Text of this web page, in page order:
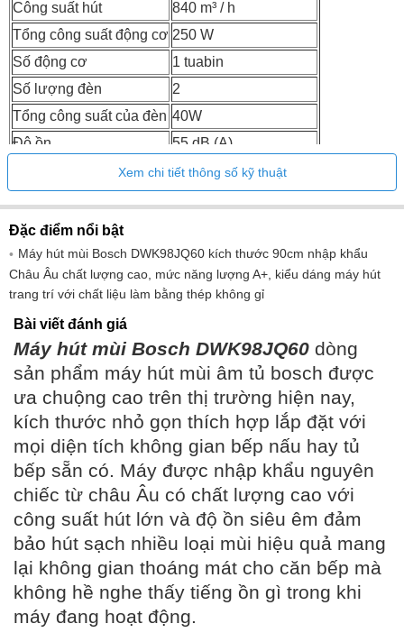
Công suất hút
840 m³ / h
Tổng công suất động cơ 250 W
Số động cơ
1 tuabin
Số lượng đèn
2
Tổng công suất của đèn 40W
Độ ồn
55 dB (A)
5 chế độ hút
Xem chi tiết thông số kỹ thuật
Đặc điểm nổi bật
Máy hút mùi Bosch DWK98JQ60 kích thước 90cm nhập khẩu
Châu Âu chất lượng cao, mức năng lượng A+, kiểu dáng máy hút
trang trí với chất liệu làm bằng thép không gỉ
Bài viết đánh giá
Máy hút mùi Bosch DWK98JQ60 dòng
sản phẩm máy hút mùi âm tủ bosch được
ưa chuộng cao trên thị trường hiện nay,
kích thước nhỏ gọn thích hợp lắp đặt với
mọi diện tích không gian bếp nấu hay tủ
bếp sẵn có. Máy được nhập khẩu nguyên
chiếc từ châu Âu có chất lượng cao với
công suất hút lớn và độ ồn siêu êm đảm
bảo hút sạch nhiều loại mùi hiệu quả mang
lại không gian thoáng mát cho căn bếp mà
không hề nghe thấy tiếng ồn gì trong khi
máy đang hoạt động.